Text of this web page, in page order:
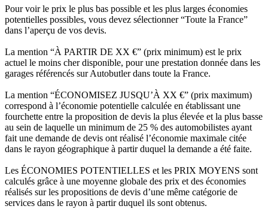
Pour voir le prix le plus bas possible et les plus larges économies
potentielles possibles, vous devez sélectionner “Toute la France”
dans l’aperçu de vos devis.
La mention “À PARTIR DE XX €” (prix minimum) est le prix
actuel le moins cher disponible, pour une prestation donnée dans les
garages référencés sur Autobutler dans toute la France.
La mention “ÉCONOMISEZ JUSQU’À XX €” (prix maximum)
correspond à l’économie potentielle calculée en établissant une
fourchette entre la proposition de devis la plus élevée et la plus basse
au sein de laquelle un minimum de 25 % des automobilistes ayant
fait une demande de devis ont réalisé l’économie maximale citée
dans le rayon géographique à partir duquel la demande a été faite.
Les ÉCONOMIES POTENTIELLES et les PRIX MOYENS sont
calculés grâce à une moyenne globale des prix et des économies
réalisés sur les propositions de devis d’une même catégorie de
services dans le rayon à partir duquel ils sont obtenus.